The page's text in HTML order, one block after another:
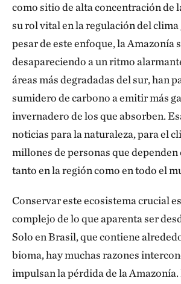
como sitio de alta concentración de
su rol vital en la regulación del clima
pesar de este enfoque, la Amazonía
desapareciendo a un ritmo
áreas más degradadas del sur, han
sumidero de carbono a emitir más
invernadero de los que absorben.
noticias para la naturaleza, para el
millones de personas que dependen
tanto en la región como en todo el
Conservar este ecosistema crucial
complejo de lo que aparenta ser
Solo en Brasil, que contiene
bioma, hay muchas razones
impulsan la pérdida de la